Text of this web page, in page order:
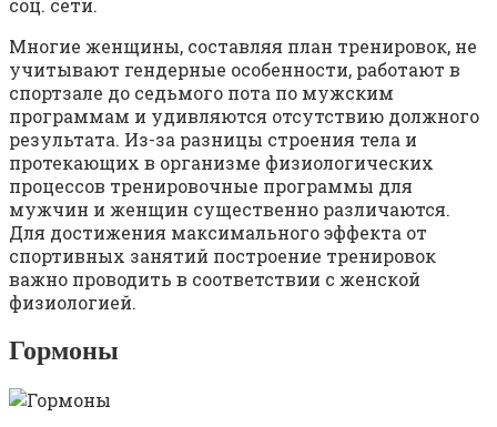
соц. сети.
Многие женщины, составляя план тренировок, не
учитывают гендерные особенности, работают в
спортзале до седьмого пота по мужским
программам и удивляются отсутствию должного
результата. Из-за разницы строения тела и
протекающих в организме физиологических
процессов тренировочные программы для
мужчин и женщин существенно различаются.
Для достижения максимального эффекта от
спортивных занятий построение тренировок
важно проводить в соответствии с женской
физиологией.
Гормоны